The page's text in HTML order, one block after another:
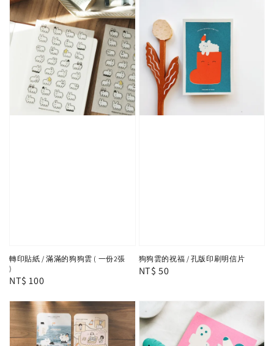
轉印貼紙 / 滿滿的狗狗雲 ( 一份2張
)
Regular
NT$ 100
狗狗雲的祝福 / 孔版印刷明信片
Regular
NT$ 50